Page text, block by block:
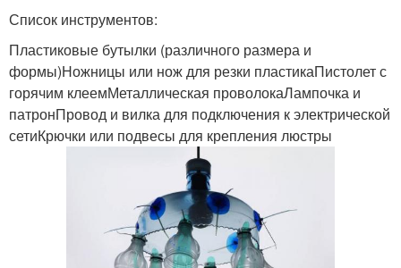
Список инструментов:
Пластиковые бутылки (различного размера и
формы)Ножницы или нож для резки пластикаПистолет с
горячим клеемМеталлическая проволокаЛампочка и
патронПровод и вилка для подключения к электрической
сетиКрючки или подвесы для крепления люстры